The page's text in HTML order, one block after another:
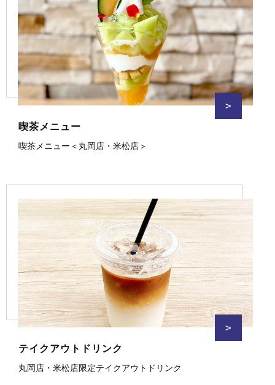
>
喫茶メニュー
喫茶メニュー＜丸岡店・米松店＞
>
テイクアウトドリンク
丸岡店・米松店限定テイクアウトドリンク